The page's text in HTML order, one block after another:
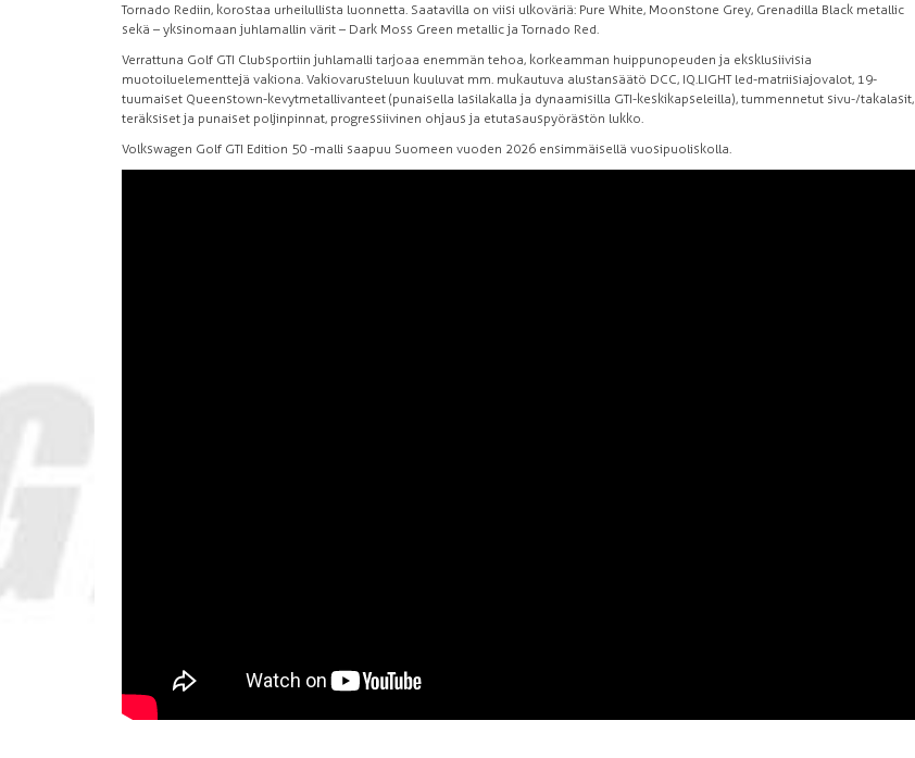
Tornado Rediin, korostaa urheilullista luonnetta. Saatavilla on viisi ulkoväriä: Pure White, Moonstone Grey, Grenadilla Black metallic
sekä – yksinomaan juhlamallin värit – Dark Moss Green metallic ja Tornado Red.
Verrattuna Golf GTI Clubsportiin juhlamalli tarjoaa enemmän tehoa, korkeamman huippunopeuden ja eksklusiivisia
muotoiluelementtejä vakiona. Vakiovarusteluun kuuluvat mm. mukautuva alustansäätö DCC, IQ.LIGHT led-matriisiajovalot, 19-
tuumaiset Queenstown-kevytmetallivanteet (punaisella lasilakalla ja dynaamisilla GTI-keskikapseleilla), tummennetut sivu-/takalasit,
teräksiset ja punaiset poljinpinnat, progressiivinen ohjaus ja etutasauspyörästön lukko.
Volkswagen Golf GTI Edition 50 -malli saapuu Suomeen vuoden 2026 ensimmäisellä vuosipuoliskolla.